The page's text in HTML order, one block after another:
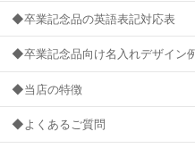
◆卒業記念品の英語表記対応表
◆卒業記念品向け名入れデザイン
◆当店の特徴
◆よくあるご質問